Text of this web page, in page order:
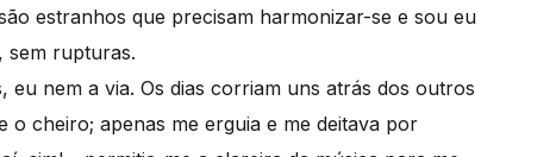
estranhos que precisam harmonizar-se e sou eu
sem rupturas.
nem a via. Os dias corriam uns atrás dos outros
o cheiro; apenas me erguia e me deitava por